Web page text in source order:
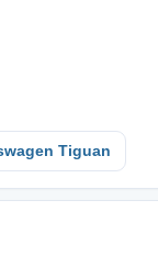
Tiguan